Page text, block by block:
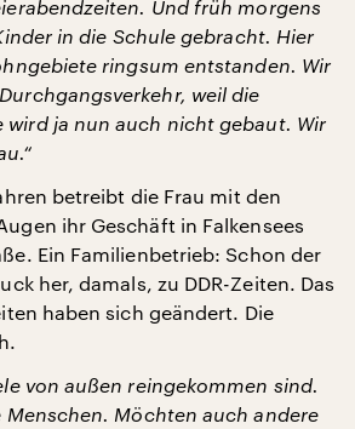
Und früh morgens
in die Schule gebracht. Hier
ringsum entstanden. Wir
weil die
wird ja nun auch nicht gebaut. Wir
betreibt die Frau mit den
ihr Geschäft in Falkensees
Ein Familienbetrieb: Schon der
her, damals, zu DDR-Zeiten. Das
haben sich geändert. Die
von außen reingekommen sind.
Möchten auch andere